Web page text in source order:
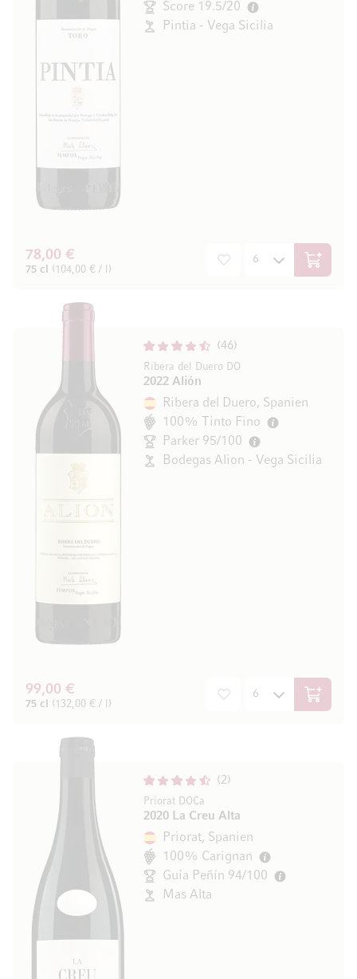
Score 19.5/20
Pintia - Vega Sicilia
78,00 €
75 cl (104,00 € / l) In den
46
Ribera del Duero DO
2022 Alión
Ribera del Duero, Spanien
100% Tinto Fino
Parker 95/100
Bodegas Alion - Vega Sicilia
99,00 €
75 cl (132,00 € / l) In den
2
Priorat DOCa
2020 La Creu Alta
Priorat, Spanien
100% Carignan
Guía Peñín 94/100
Mas Alta